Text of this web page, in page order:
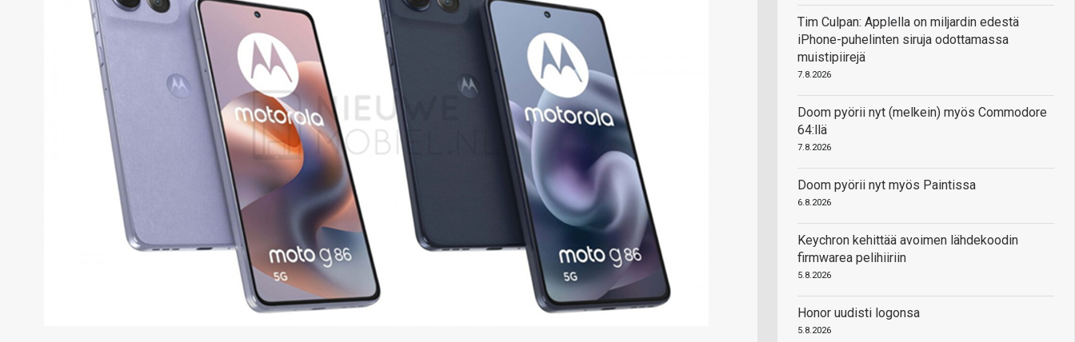
Tim Culpan: Applella on miljardin edestä
iPhone-puhelinten siruja odottamassa
muistipiirejä
7.8.2026
Doom pyörii nyt (melkein) myös Commodore
64:llä
7.8.2026
Doom pyörii nyt myös Paintissa
6.8.2026
Keychron kehittää avoimen lähdekoodin
firmwarea pelihiiriin
5.8.2026
Honor uudisti logonsa
5.8.2026